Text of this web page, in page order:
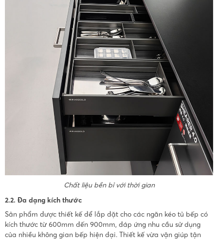
Chất liệu bền bỉ với thời gian
2.2. Đa dạng kích thước
Sản phẩm được thiết kế để lắp đặt cho các ngăn kéo tủ bếp có
kích thước từ 600mm đến 900mm, đáp ứng nhu cầu sử dụng
của nhiều không gian bếp hiện đại. Thiết kế vừa vặn giúp tận